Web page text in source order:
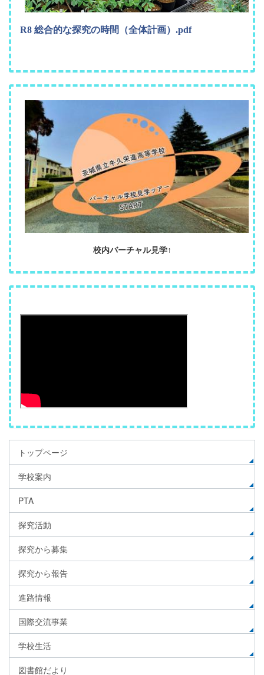
R8 総合的な探究の時間（全体計画）.pdf
校内バーチャル見学↑
トップページ
学校案内
PTA
探究活動
探究から募集
探究から報告
進路情報
国際交流事業
学校生活
図書館だより